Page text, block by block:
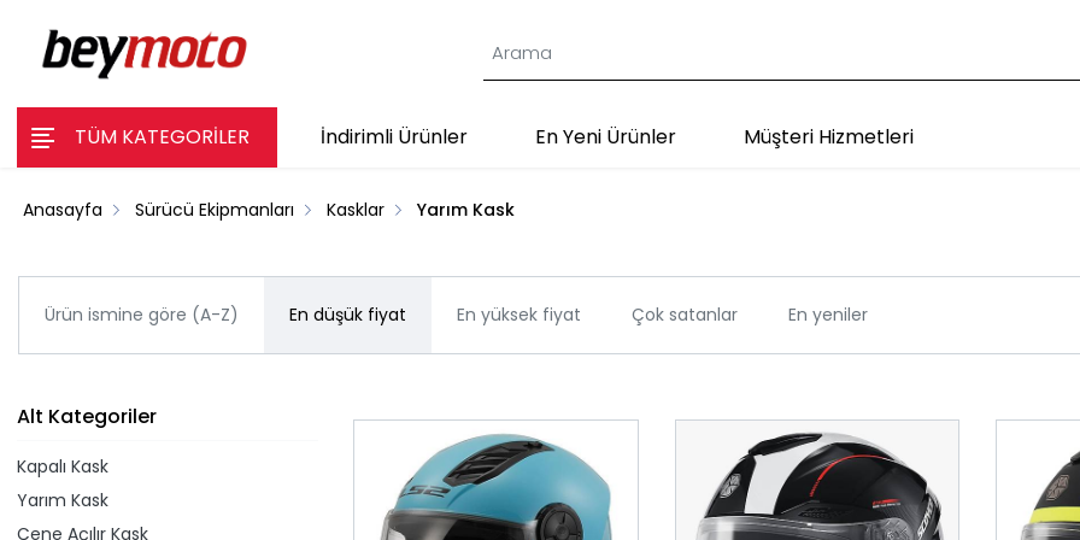
TÜM KATEGORİLER İndirimli Ürünler En Yeni Ürünler Müşteri Hizmetleri
Anasayfa Sürücü Ekipmanları Kasklar Yarım Kask
Ürün ismine göre (A-Z) En düşük fiyat En yüksek fiyat Çok satanlar En yeniler
Alt Kategoriler
Kapalı Kask
Yarım Kask
Çene Açılır Kask